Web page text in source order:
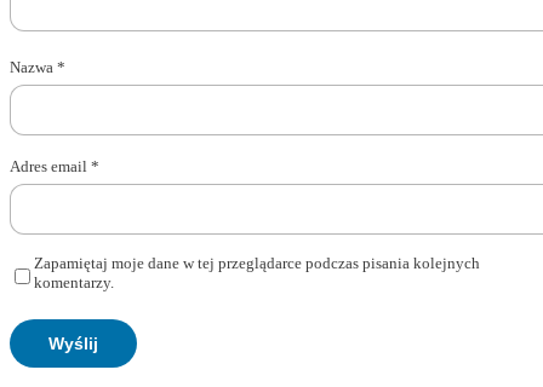
Nazwa *
Adres email *
Zapamiętaj moje dane w tej przeglądarce podczas pisania kolejnych
komentarzy.